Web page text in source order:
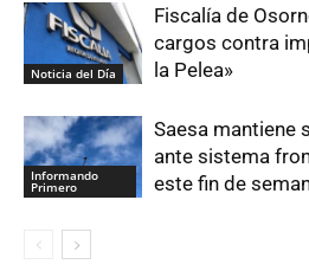
Noticia del Día
Fiscalía de
cargos contra
la Pelea»
Informando
Primero
Saesa mantiene
ante sistema
este fin de